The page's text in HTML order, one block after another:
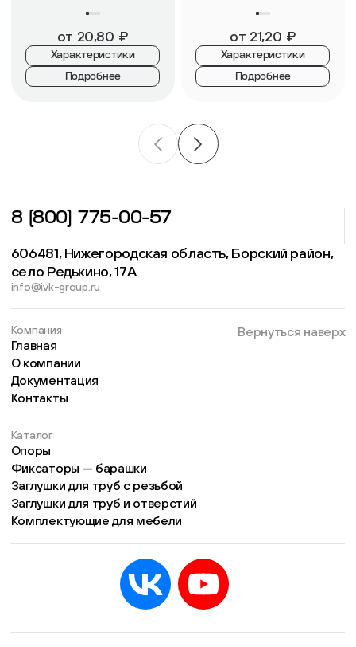
от 20,80 ₽
Характеристики
Подробнее
от 21,20 ₽
Характеристики
Подробнее
8 (800) 775-00-57
606481, Нижегородская область, Борский район,
село Редькино, 17А
info@ivk-group.ru
Компания
Главная
О компании
Документация
Контакты
Каталог
Опоры
Фиксаторы — барашки
Заглушки для труб с резьбой
Заглушки для труб и отверстий
Комплектующие для мебели
Вернуться наверх